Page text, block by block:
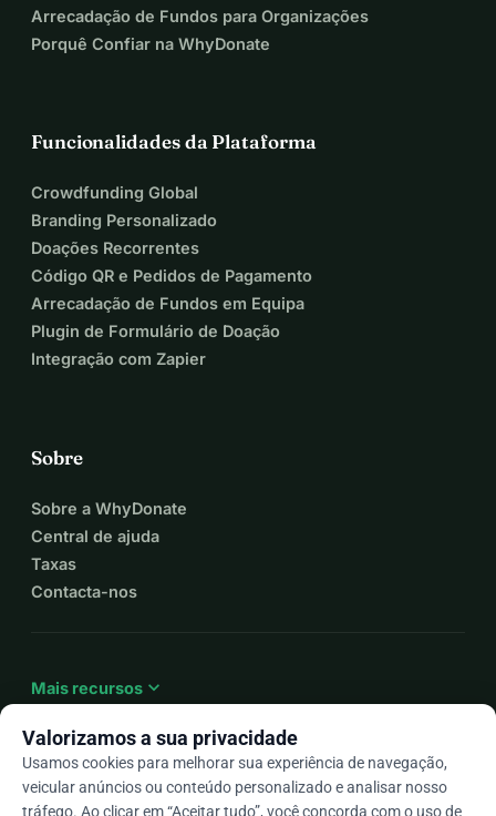
Arrecadação de Fundos para Organizações
Porquê Confiar na WhyDonate
Funcionalidades da Plataforma
Crowdfunding Global
Branding Personalizado
Doações Recorrentes
Código QR e Pedidos de Pagamento
Arrecadação de Fundos em Equipa
Plugin de Formulário de Doação
Integração com Zapier
Sobre
Sobre a WhyDonate
Central de ajuda
Taxas
Contacta-nos
Mais recursos expand_more
Ptarrow_drop_down
Valorizamos a sua privacidade
Usamos cookies para melhorar sua experiência de navegação,
veicular anúncios ou conteúdo personalizado e analisar nosso
tráfego. Ao clicar em “Aceitar tudo”, você concorda com o uso de